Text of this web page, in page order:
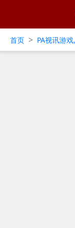
首页 > PA视讯游